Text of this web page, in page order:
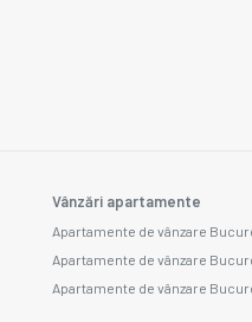
Vânzări apartamente
Apartamente de vânzare
Apartamente de vânzare
Apartamente de vânzare